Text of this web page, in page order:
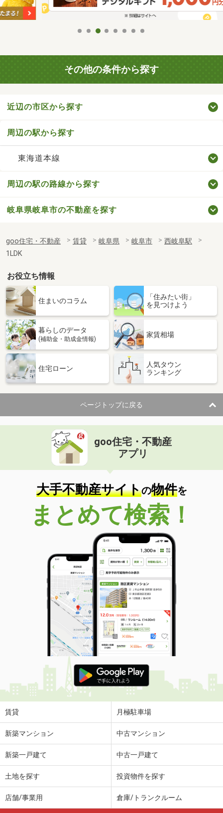
その他の条件から探す
近辺の市区から探す
周辺の駅から探す
東海道本線
周辺の駅の路線から探す
岐阜県岐阜市の不動産を探す
goo住宅・不動産 賃貸 岐阜県 岐阜市
西岐阜駅
1LDK
お役立ち情報
住まいのコラム
「住みたい街」
を見つけよう
暮らしのデータ
(補助金・助成金情報)
家賃相場
住宅ローン
人気タウン
ランキング
ページトップに戻る
goo住宅・不動産
アプリ
大手不動産サイトの物件を
まとめて検索！
賃貸 月極駐車場
新築マンション 中古マンション
新築一戸建て 中古一戸建て
土地を探す 投資物件を探す
店舗/事業用 倉庫/トランクルーム